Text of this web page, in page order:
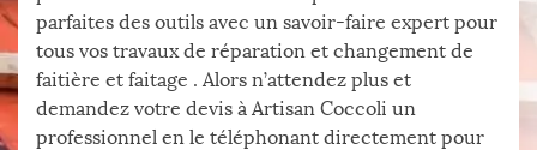
parfaites des outils avec un savoir-faire expert pour
tous vos travaux de réparation et changement de
faitière et faitage . Alors n’attendez plus et
demandez votre devis à Artisan Coccoli un
professionnel en le téléphonant directement pour